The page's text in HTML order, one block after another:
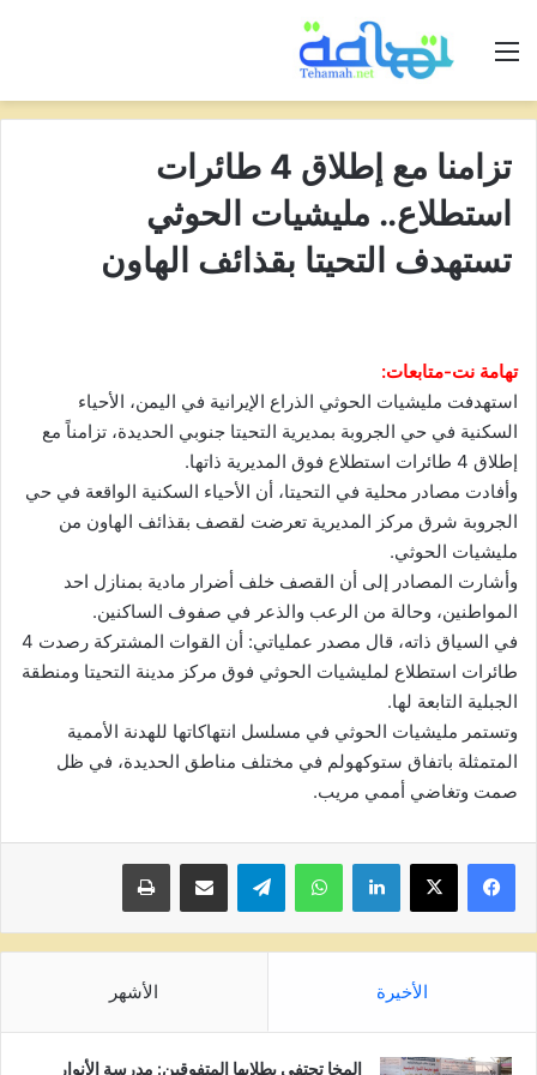
القائمة
تزامنا مع إطلاق 4 طائرات
استطلاع.. مليشيات الحوثي
تستهدف التحيتا بقذائف الهاون
تهامة نت-متابعات:
استهدفت مليشيات الحوثي الذراع الإيرانية في اليمن، الأحياء
السكنية في حي الجروبة بمديرية التحيتا جنوبي الحديدة، تزامناً مع
إطلاق 4 طائرات استطلاع فوق المديرية ذاتها.
وأفادت مصادر محلية في التحيتا، أن الأحياء السكنية الواقعة في حي
الجروبة شرق مركز المديرية تعرضت لقصف بقذائف الهاون من
مليشيات الحوثي.
وأشارت المصادر إلى أن القصف خلف أضرار مادية بمنازل احد
المواطنين، وحالة من الرعب والذعر في صفوف الساكنين.
في السياق ذاته، قال مصدر عملياتي: أن القوات المشتركة رصدت 4
طائرات استطلاع لمليشيات الحوثي فوق مركز مدينة التحيتا ومنطقة
الجبلية التابعة لها.
وتستمر مليشيات الحوثي في مسلسل انتهاكاتها للهدنة الأممية
المتمثلة باتفاق ستوكهولم في مختلف مناطق الحديدة، في ظل
صمت وتغاضي أممي مريب.
لينكدإن واتساب تيلقرام مشاركة عبر البريد طباعة
الأخيرة الأشهر
المخا تحتفي بطلابها المتفوقين: مدرسة الأنوار